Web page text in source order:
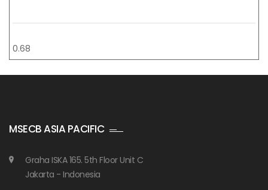
MSECB ASIA PACIFIC
Graha ISKA 165. 5th Floor Unit C
Jakarta - Indonesia